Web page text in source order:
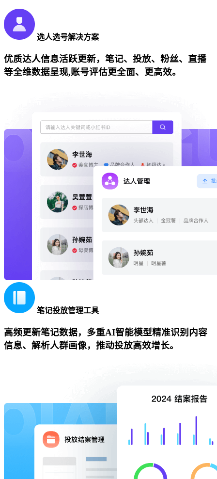
选人选号解决方案
优质达人信息活跃更新，笔记、投放、粉丝、直播
等全维数据呈现,账号评估更全面、更高效。
笔记投放管理工具
高频更新笔记数据，多重AI智能模型精准识别内容
信息、解析人群画像，推动投放高效增长。